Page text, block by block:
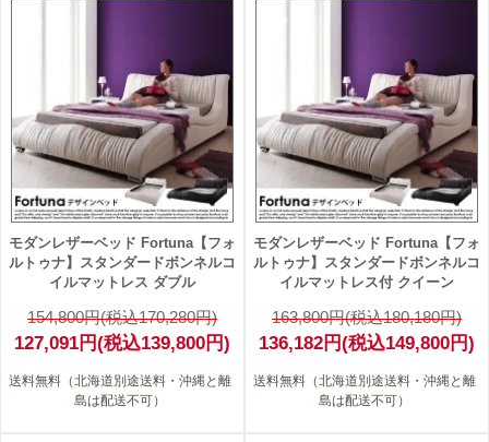
モダンレザーベッド Fortuna【フォ
ルトゥナ】スタンダードボンネルコ
イルマットレス ダブル
154,800円(税込170,280円)
127,091円(税込139,800円)
送料無料（北海道別途送料・沖縄と離
島は配送不可）
モダンレザーベッド Fortuna【フォ
ルトゥナ】スタンダードボンネルコ
イルマットレス付 クイーン
163,800円(税込180,180円)
136,182円(税込149,800円)
送料無料（北海道別途送料・沖縄と離
島は配送不可）